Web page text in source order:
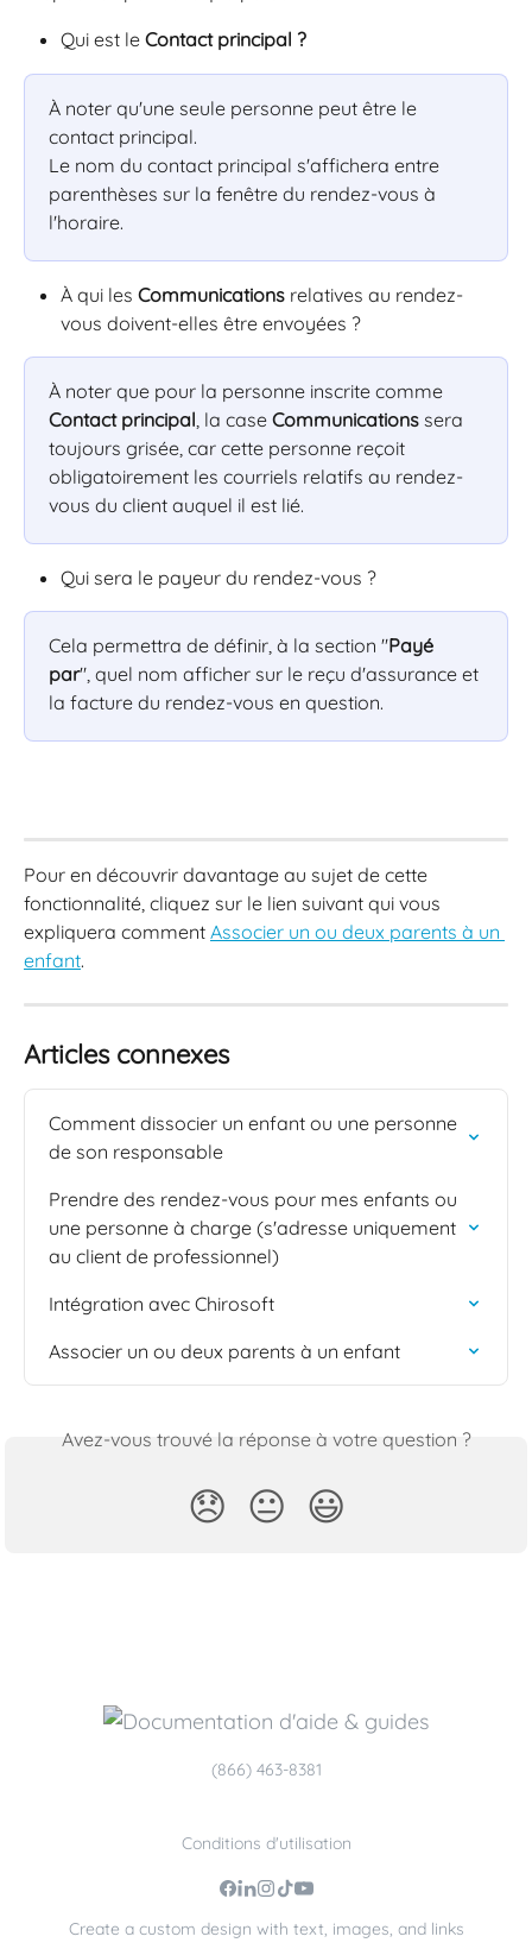
Qui est le Contact principal ?
À noter qu'une seule personne peut être le
contact principal.
Le nom du contact principal s'affichera entre
parenthèses sur la fenêtre du rendez-vous à
l'horaire.
À qui les Communications relatives au rendez-
vous doivent-elles être envoyées ?
À noter que pour la personne inscrite comme
Contact principal , la case Communications sera
toujours grisée, car cette personne reçoit
obligatoirement les courriels relatifs au rendez-
vous du client auquel il est lié.
Qui sera le payeur du rendez-vous ?
Cela permettra de définir, à la section "Payé
par", quel nom afficher sur le reçu d'assurance et
la facture du rendez-vous en question.
Pour en découvrir davantage au sujet de cette
fonctionnalité, cliquez sur le lien suivant qui vous
expliquera comment Associer un ou deux parents à un
enfant.
Articles connexes
Comment dissocier un enfant ou une personne
de son responsable
Prendre des rendez-vous pour mes enfants ou
une personne à charge (s'adresse uniquement
au client de professionnel)
Intégration avec Chirosoft
Associer un ou deux parents à un enfant
Avez-vous trouvé la réponse à votre question ?
😞 😐 😃
(866) 463-8381
Conditions d'utilisation
Create a custom design with text, images, and links